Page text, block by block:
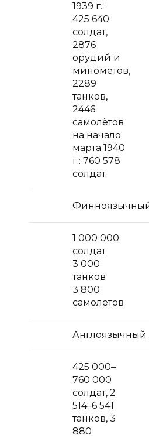
1939 г.:
425 640
солдат,
2876
орудий и
миномётов,
2289
танков,
2446
самолётов
на начало
марта 1940
г.: 760 578
солдат
1 000 000
солдат
3 000
танков
3 800
самолетов
Англоязычный
425 000–
760 000
солдат, 2
514–6 541
танков, 3
880